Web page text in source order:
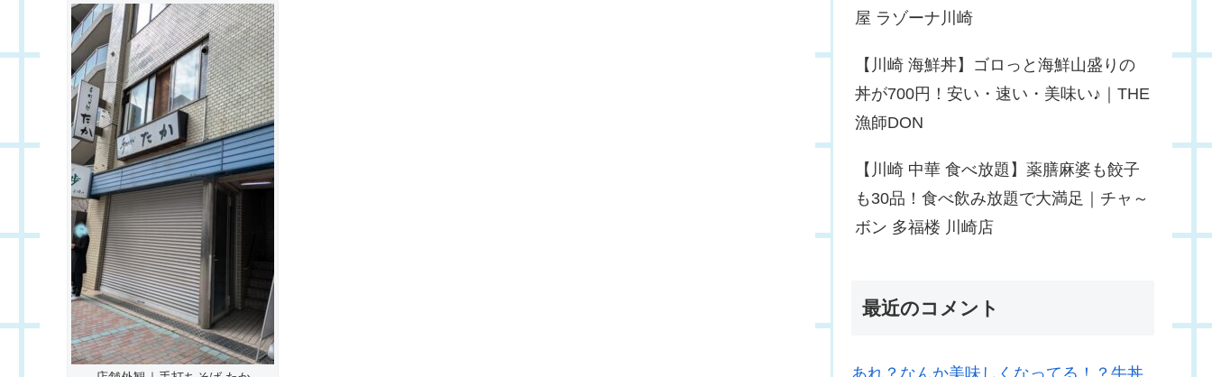
屋 ラゾーナ川崎
【川崎 海鮮丼】ゴロっと海鮮山盛りの
丼が700円！安い・速い・美味い♪｜THE
漁師DON
【川崎 中華 食べ放題】薬膳麻婆も餃子
も30品！食べ飲み放題で大満足｜チャ～
ボン 多福楼 川崎店
最近のコメント
あれ？なんか美味しくなってる！？牛丼